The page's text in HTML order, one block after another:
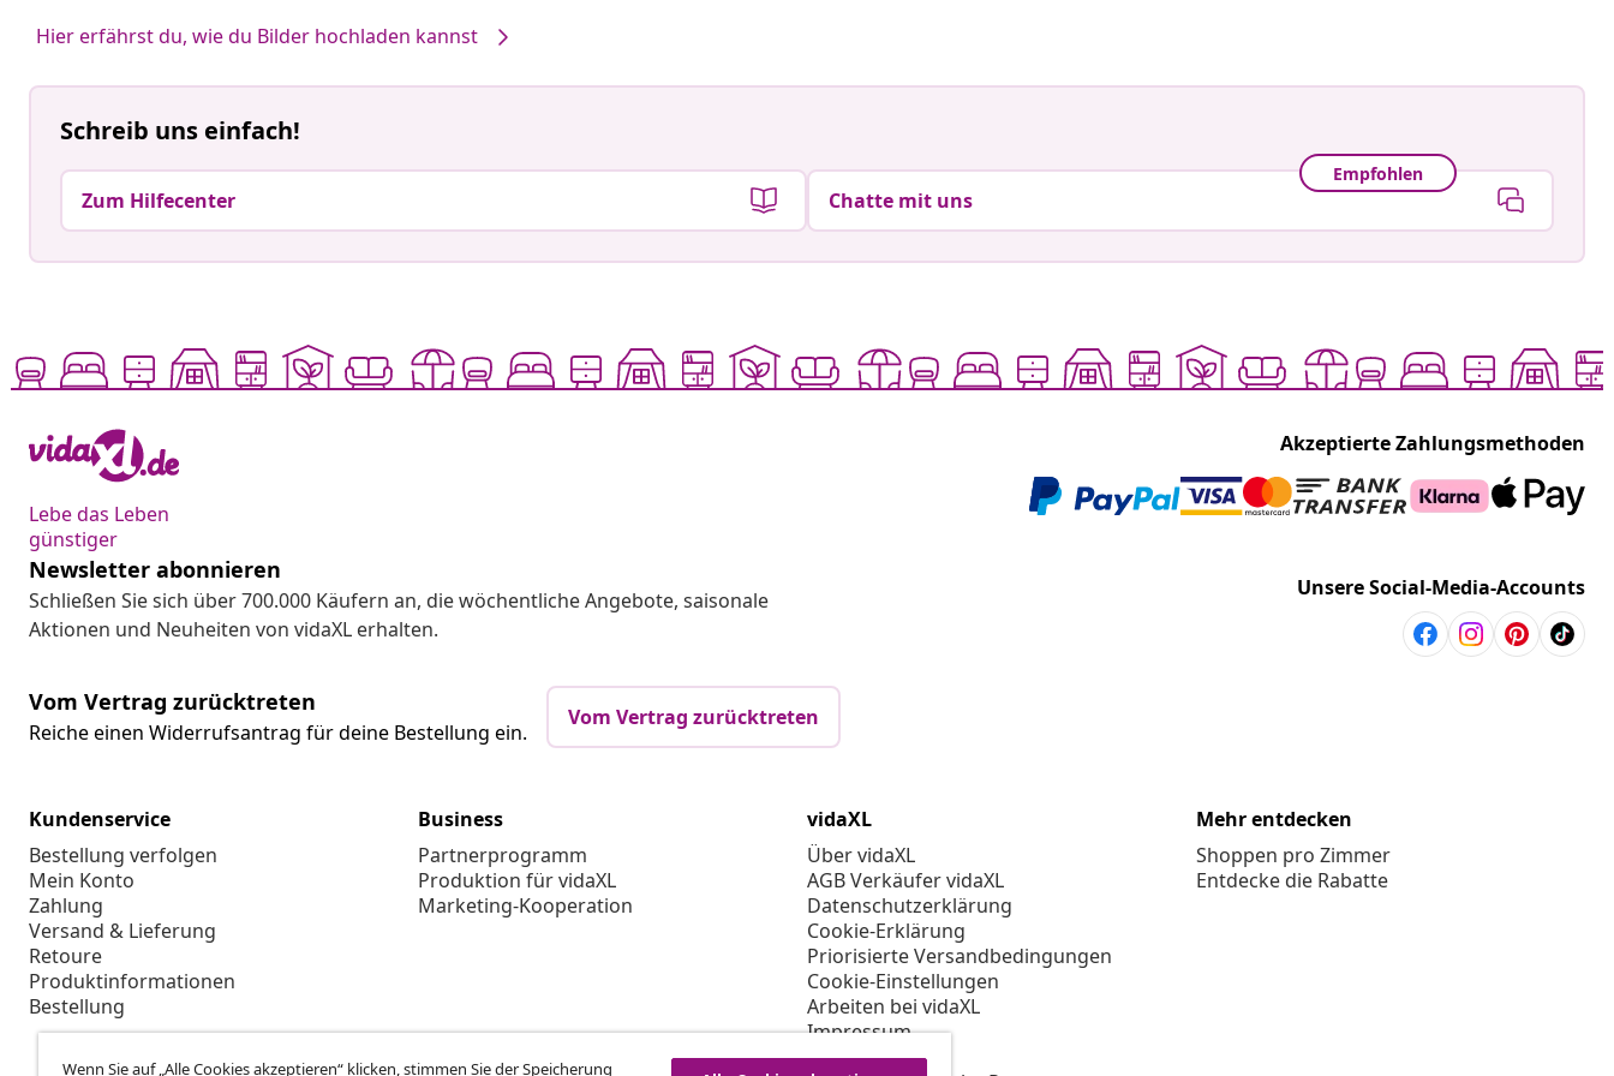
Hier erfährst du, wie du Bilder hochladen kannst
Schreib uns einfach!
Zum Hilfecenter
Empfohlen
Chatte mit uns
Lebe das Leben
günstiger
Akzeptierte Zahlungsmethoden
Newsletter abonnieren
Schließen Sie sich über 700.000 Käufern an, die wöchentliche Angebote, saisonale
Aktionen und Neuheiten von vidaXL erhalten.
Unsere Social-Media-Accounts
Vom Vertrag zurücktreten
Reiche einen Widerrufsantrag für deine Bestellung ein.
Vom Vertrag zurücktreten
Kundenservice
Bestellung verfolgen
Mein Konto
Zahlung
Versand & Lieferung
Retoure
Produktinformationen
Bestellung
Business
Partnerprogramm
Produktion für vidaXL
Marketing-Kooperation
vidaXL
Über vidaXL
AGB Verkäufer vidaXL
Datenschutzerklärung
Cookie-Erklärung
Priorisierte Versandbedingungen
Cookie-Einstellungen
Arbeiten bei vidaXL
Impressum
Sicherheit
Mehr entdecken
Shoppen pro Zimmer
Entdecke die Rabatte
Wenn Sie auf „Alle Cookies akzeptieren“ klicken, stimmen Sie der Speicherung